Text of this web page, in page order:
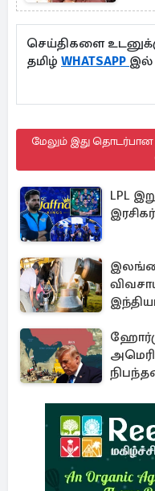
செய்திகளை
தமிழ் WHATSAPP இல்
மேலும் இது தொடர்பான
LPL